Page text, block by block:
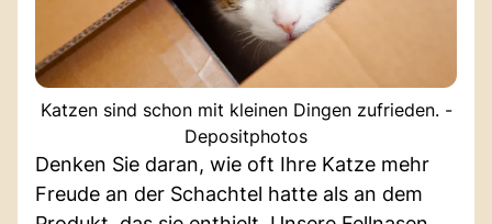
Katzen sind schon mit kleinen Dingen zufrieden. -
Depositphotos
Denken Sie daran, wie oft Ihre Katze mehr
Freude an der Schachtel hatte als an dem